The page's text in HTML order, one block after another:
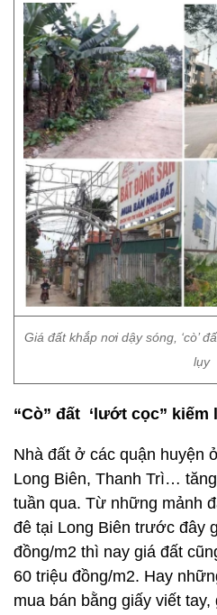
Giá đất khắp nơi dậy sóng, ‘cò’
lụy
“Cò” đất ‘lướt cọc” kiếm
Nhà đất ở các quận huyện
Long Biên, Thanh Trì…
tuần qua. Từ những mảnh
đê tại Long Biên trước đây
đồng/m2 thì nay giá đất
60 triệu đồng/m2. Hay
mua bán bằng giấy viết